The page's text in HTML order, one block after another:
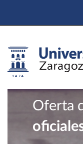
Oferta